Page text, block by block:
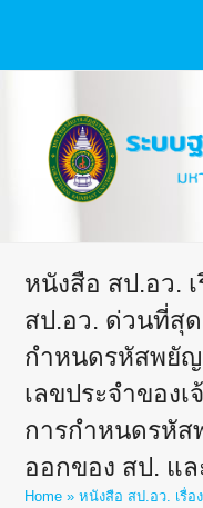
หนังสือ สป.อว.
สป.อว. ด่วนที่สุด
กำหนดรหัสพยัญ
เลขประจำของเ
การกำหนดรหัส
ออกของ สป. แล
Home »หนังสือ สป.อว. เรื่อ